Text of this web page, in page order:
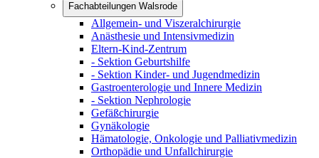
Fachabteilungen Walsrode
Allgemein- und Viszeralchirurgie
Anästhesie und Intensivmedizin
Eltern-Kind-Zentrum
- Sektion Geburtshilfe
- Sektion Kinder- und Jugendmedizin
Gastroenterologie und Innere Medizin
- Sektion Nephrologie
Gefäßchirurgie
Gynäkologie
Hämatologie, Onkologie und Palliativmedizin
Orthopädie und Unfallchirurgie